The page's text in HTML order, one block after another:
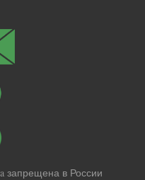
запрещена в России